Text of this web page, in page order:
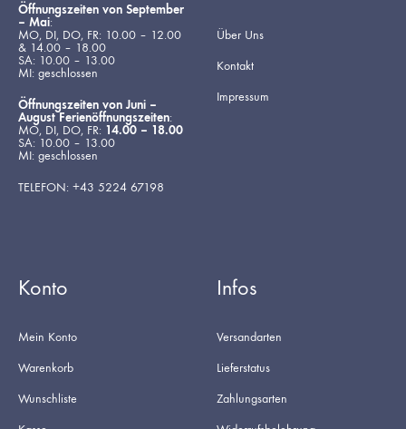
Öffnungszeiten von September
– Mai:
MO, DI, DO, FR: 10.00 – 12.00
& 14.00 – 18.00
SA: 10.00 – 13.00
MI: geschlossen
Öffnungszeiten von Juni –
August Ferienöffnungszeiten:
MO, DI, DO, FR: 14.00 – 18.00
SA: 10.00 – 13.00
MI: geschlossen
TELEFON: +43 5224 67198
Über Uns
Kontakt
Impressum
Konto
Mein Konto
Warenkorb
Wunschliste
Infos
Versandarten
Lieferstatus
Zahlungsarten